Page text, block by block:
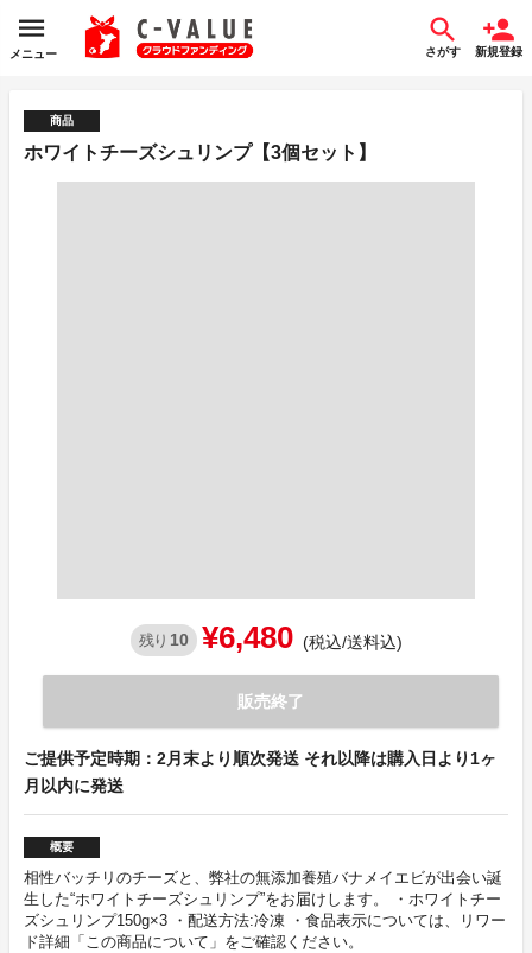
メニュー さがす 新規登録
商品
ホワイトチーズシュリンプ【3個セット】
残り 10 ¥6,480 (税込/送料込)
販売終了
ご提供予定時期：2月末より順次発送 それ以降は購入日より1ヶ
月以内に発送
概要
相性バッチリのチーズと、弊社の無添加養殖バナメイエビが出会い誕
生した“ホワイトチーズシュリンプ”をお届けします。 ・ホワイトチー
ズシュリンプ150g×3 ・配送方法:冷凍 ・食品表示については、リワー
ド詳細「この商品について」をご確認ください。